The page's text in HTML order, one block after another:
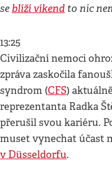
se blíží víkend to nic
13:25
Civilizační nemoci
zpráva zaskočila
syndrom (CFS)
reprezentanta Radka
přerušil svou kariéru.
muset vynechat účast
v Düsseldorfu.